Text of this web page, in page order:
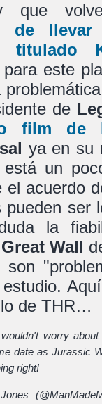
que
de
titulado
para este
de
film de
ya en su
está un
el acuerdo
ser
la
Wall
son
de THR…
worry about
date as Jurassic
right!